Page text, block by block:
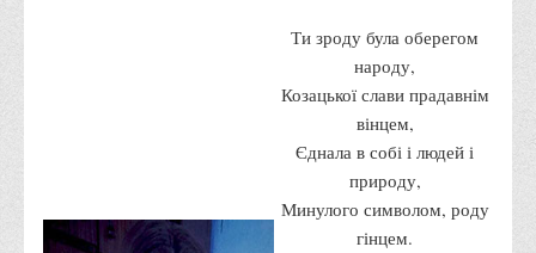
Моніторингу якості освітнього процесу та інноваційного
Ти зроду була оберегом
народу,
Козацької слави прадавнім
вінцем,
Єднала в собі і людей і
природу,
Минулого символом, роду
гінцем.